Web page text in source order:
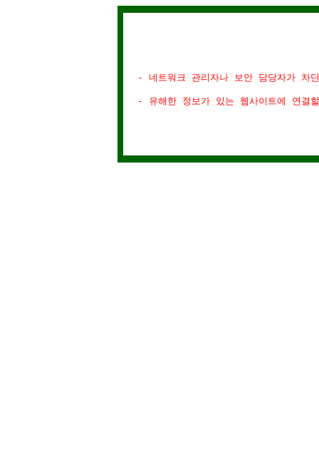
- 네트워크 관리자나 보안 담당자가 차
- 유해한 정보가 있는 웹사이트에 연결